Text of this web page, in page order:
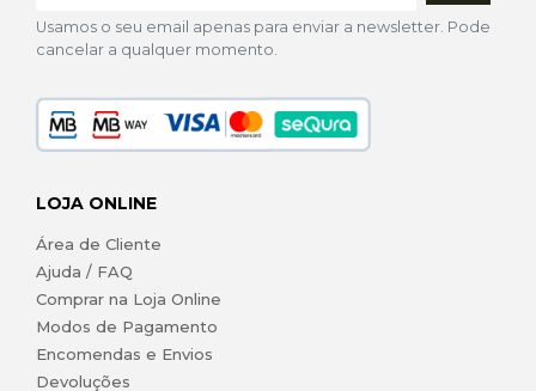
Usamos o seu email apenas para enviar a newsletter. Pode
cancelar a qualquer momento.
LOJA ONLINE
Área de Cliente
Ajuda / FAQ
Comprar na Loja Online
Modos de Pagamento
Encomendas e Envios
Devoluções